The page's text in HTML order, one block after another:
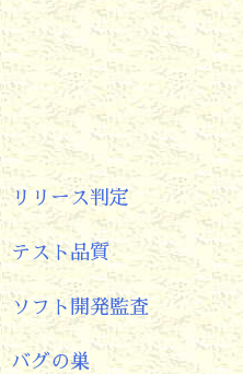
リリース判定
テスト品質
ソフト開発監査
バグの巣